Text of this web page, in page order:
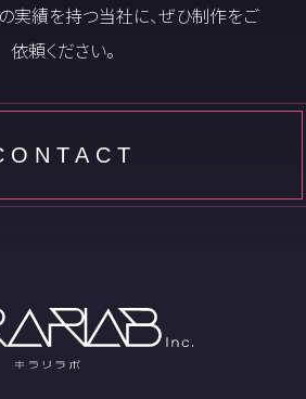
実績を持つ当社に、ぜひ制作をご
依頼ください。